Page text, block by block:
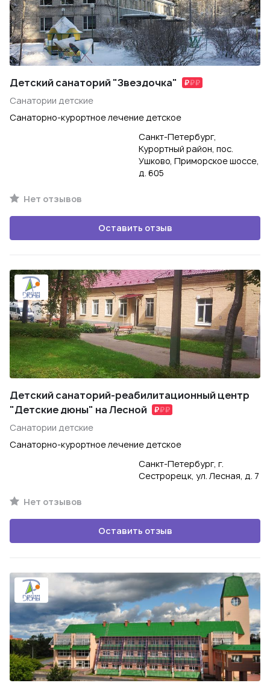
Детский санаторий "Звездочка"
Санатории детские
Санаторно-курортное лечение детское
Санкт-Петербург,
Курортный район, пос.
Ушково, Приморское шоссе,
д. 605
Нет отзывов
Оставить отзыв
Детский санаторий-реабилитационный центр
"Детские дюны" на Лесной
Санатории детские
Санаторно-курортное лечение детское
Санкт-Петербург, г.
Сестрорецк, ул. Лесная, д. 7
Нет отзывов
Оставить отзыв